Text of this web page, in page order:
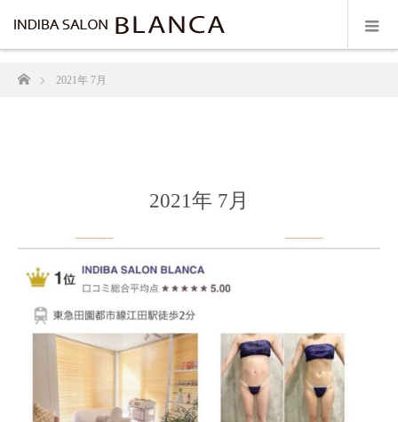
ホーム2021年 7月
2021年 7月